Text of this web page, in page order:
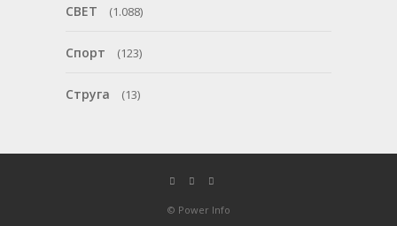
СВЕТ (1.088)
Спорт (123)
Струга (13)
© Power Info